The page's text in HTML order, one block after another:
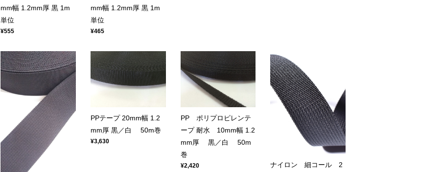
mm幅 1.2mm厚 黒 1m
単位
¥555
mm幅 1.2mm厚 黒 1m
単位
¥465
PPテープ 20mm幅 1.2
mm厚 黒／白 50m巻
¥3,630
PP ポリプロピレンテ
ープ 耐水 10mm幅 1.2
mm厚 黒／白 50m
巻
¥2,420
ナイロン 細コール 2